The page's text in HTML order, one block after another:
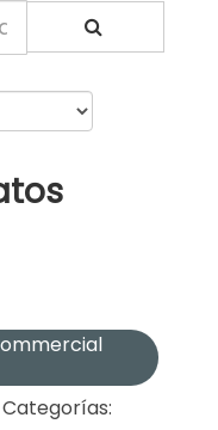
Categorías: